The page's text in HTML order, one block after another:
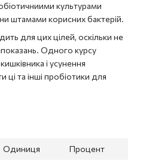
культурами
штамами корисних бактерій.
для цих цілей, оскільки не
Одного курсу
і усунення
та інші пробіотики для
Одиниця Процент